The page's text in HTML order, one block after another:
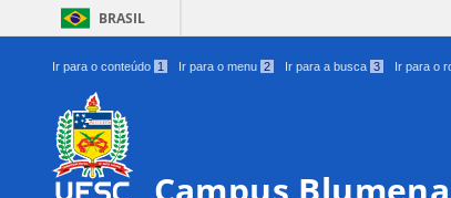
BRASIL
Ir para o conteúdo 1 Ir para o menu 2 Ir para a busca 3 Ir para o